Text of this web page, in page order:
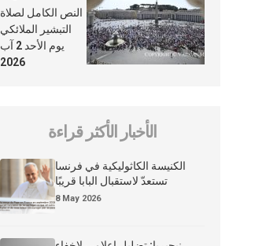
عنايته بنا لا
تغيب عنّا أبدًا
النص الكامل لصلاة
التبشير الملائكي
يوم الأحد 2 آب
2026
الأخبار الأكثر قراءة
الكنيسة الكاثوليكية في فرنسا
تستعدّ لاستقبال البابا قريبًا
8 May 2026